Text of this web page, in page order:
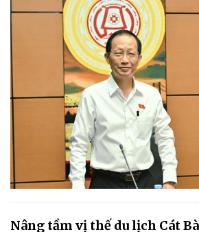
Nâng tầm vị thế du lịch Cát Bà